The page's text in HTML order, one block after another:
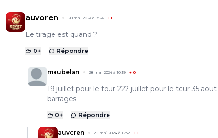
auvoren 28 mai 2024 à 9:24 +1
Le tirage est quand ?
0+ Répondre
maubelan 28 mai 2024 à 10:19 + 0
19 juillet pour le tour 222 juillet pour le tour 35 aout
barrages
0+ Répondre
auvoren 28 mai 2024 à 12:52 +1